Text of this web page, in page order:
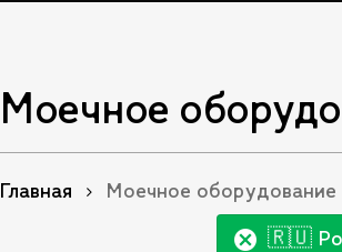
Моечное
Главная Моечное оборудование
🇷🇺